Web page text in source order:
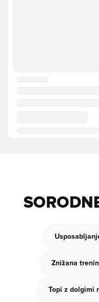
Znižana
Topi z dolgimi